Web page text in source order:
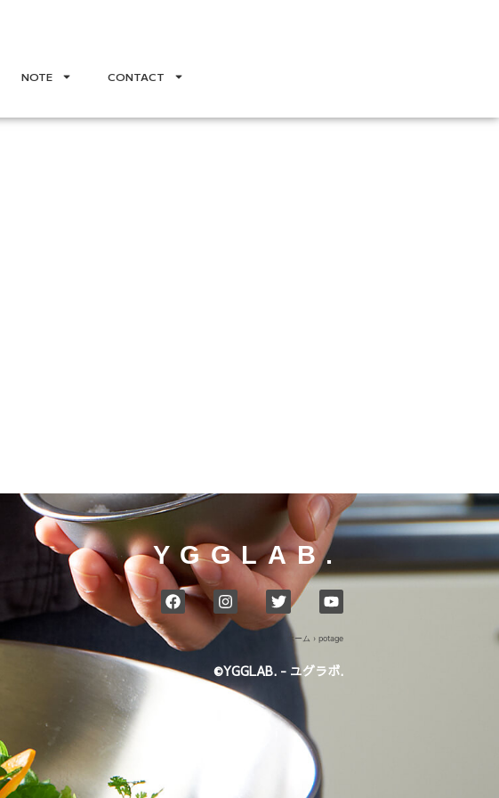
NOTE CONTACT
YGGLAB.
ホーム ›potage
©YGGLAB. - ユグラボ.